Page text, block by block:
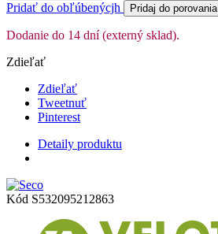
Pridať do obľúbenýcjh Pridaj do porovania
Dodanie do 14 dní (externý sklad).
Zdieľať
Zdieľať
Tweetnuť
Pinterest
Detaily produktu
Kód S532095212863